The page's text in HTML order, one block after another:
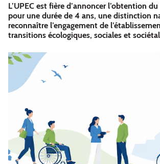
L’UPEC est fière d’annoncer l’obtention
pour une durée de 4 ans, une distinction
reconnaître l’engagement de
transitions écologiques, sociales et